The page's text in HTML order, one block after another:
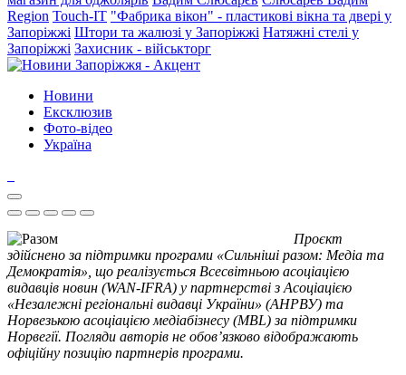
Region Touch-IT "Фабрика вікон" - пластикові вікна та двері у
Запоріжжі Штори та жалюзі у Запоріжжі Натяжні стелі у
Запоріжжі Захисник - військторг
Новини
Ексклюзив
Фото-відео
Україна
Проєкт
здійснено за підтримки програми «Сильніші разом: Медіа та
Демократія», що реалізується Всесвітньою асоціацією
видавців новин (WAN-IFRA) у партнерстві з Асоціацією
«Незалежні регіональні видавці України» (АНРВУ) та
Норвезькою асоціацією медіабізнесу (MBL) за підтримки
Норвегії. Погляди авторів не обов’язково відображають
офіційну позицію партнерів програми.